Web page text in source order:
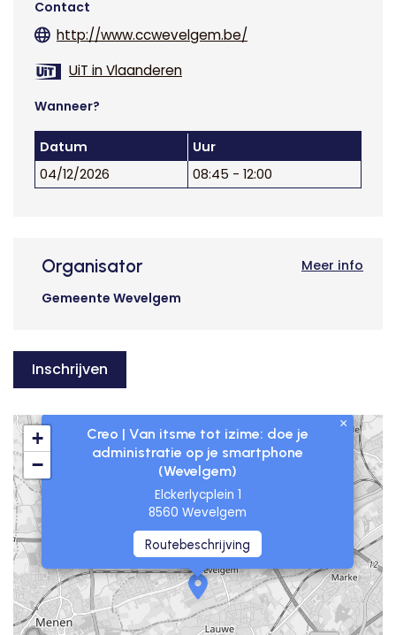
Contact
http://www.ccwevelgem.be/
UiT in Vlaanderen
Wanneer?
Datum
Uur
04/12/2026
08:45 - 12:00
Organisator
Gemeente Wevelgem
Meer info
Inschrijven
Creo | Van itsme tot izime: doe je
administratie op je smartphone
(Wevelgem)
Elckerlycplein 1
8560 Wevelgem
Routebeschrijving
×
+
−